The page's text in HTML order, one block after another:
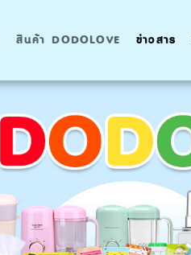
สินค้า DODOLOVE ข่าวสาร